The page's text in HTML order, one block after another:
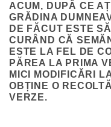
ACUM, DUPĂ CE
GRĂDINA
DE FĂCUT ESTE
CURÂND CĂ
ESTE LA FEL DE
PĂREA LA PRIMA
MICI MODIFICĂRI
OBȚINE O
VERZE.